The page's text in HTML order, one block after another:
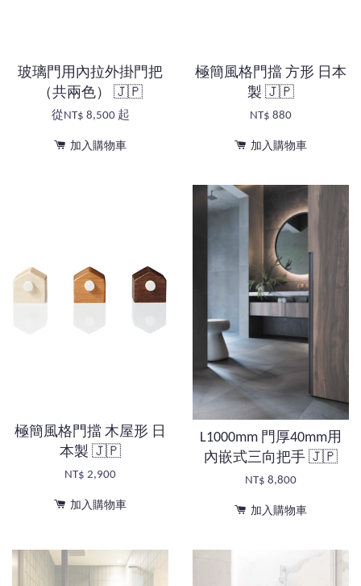
玻璃門用內拉外掛門把
（共兩色） 🇯🇵
從NT$ 8,500 起
加入購物車
極簡風格門擋 方形 日本
製 🇯🇵
NT$ 880
加入購物車
極簡風格門擋 木屋形 日
本製 🇯🇵
NT$ 2,900
加入購物車
L1000mm 門厚40mm用
內嵌式三向把手 🇯🇵
NT$ 8,800
加入購物車